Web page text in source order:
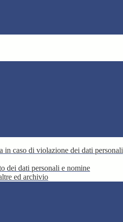
caso di violazione dei dati personali
dei dati personali e nomine
ed archivio